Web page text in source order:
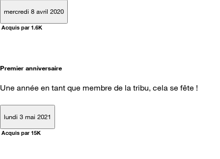
mercredi 8 avril 2020
Acquis par 1.6K
Premier anniversaire
Une année en tant que membre de la tribu, cela se fête !
lundi 3 mai 2021
Acquis par 15K